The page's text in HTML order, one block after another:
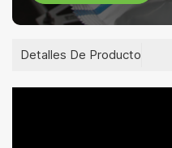
Detalles De Producto